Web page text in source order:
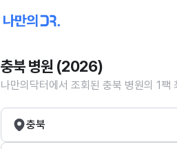
충북 병원 (2026)
나만의닥터에서 조회된 충북 병원의 1
충북